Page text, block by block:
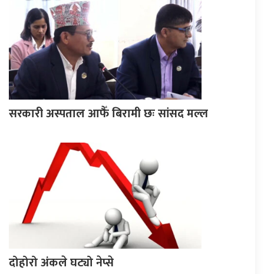
सरकारी अस्पताल आफैँ बिरामी छः सांसद मल्ल
दोहोरो अंकले घट्यो नेप्से